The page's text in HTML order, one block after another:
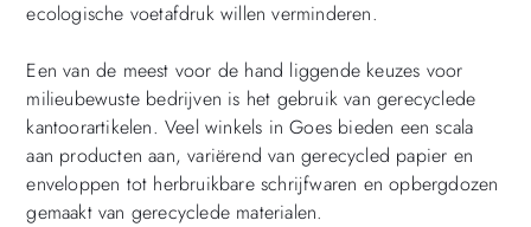
ecologische voetafdruk willen verminderen.
Een van de meest voor de hand liggende keuzes voor
milieubewuste bedrijven is het gebruik van gerecyclede
kantoorartikelen. Veel winkels in Goes bieden een scala
aan producten aan, variërend van gerecycled papier en
enveloppen tot herbruikbare schrijfwaren en opbergdozen
gemaakt van gerecyclede materialen.